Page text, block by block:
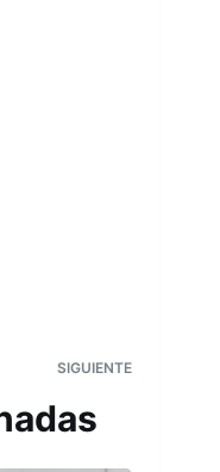
SIGUIENTE